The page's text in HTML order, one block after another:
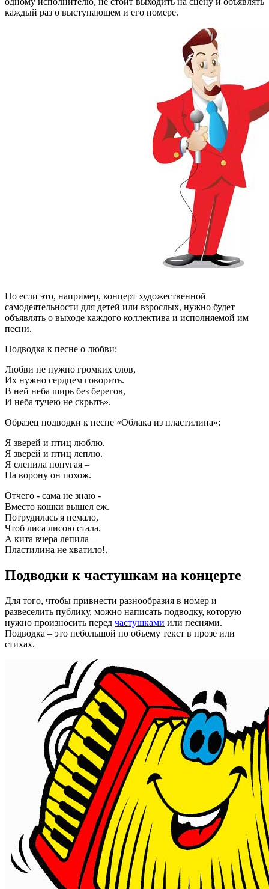
каждый раз о выступающем и его номере.
Но если это, например, концерт художественной
самодеятельности для детей или взрослых, нужно будет
объявлять о выходе каждого коллектива и исполняемой им
песни.
Подводка к песне о любви:
Любви не нужно громких слов,
Их нужно сердцем говорить.
В ней неба ширь без берегов,
И неба тучею не скрыть».
Образец подводки к песне «Облака из пластилина»:
Я зверей и птиц люблю.
Я зверей и птиц леплю.
Я слепила попугая –
На ворону он похож.
Отчего - сама не знаю -
Вместо кошки вышел еж.
Потрудилась я немало,
Чтоб лиса лисою стала.
А кита вчера лепила –
Пластилина не хватило!.
Подводки к частушкам на концерте
Для того, чтобы привнести разнообразия в номер и
развеселить публику, можно написать подводку, которую
нужно произносить перед частушками или песнями.
Подводка – это небольшой по объему текст в прозе или
стихах.